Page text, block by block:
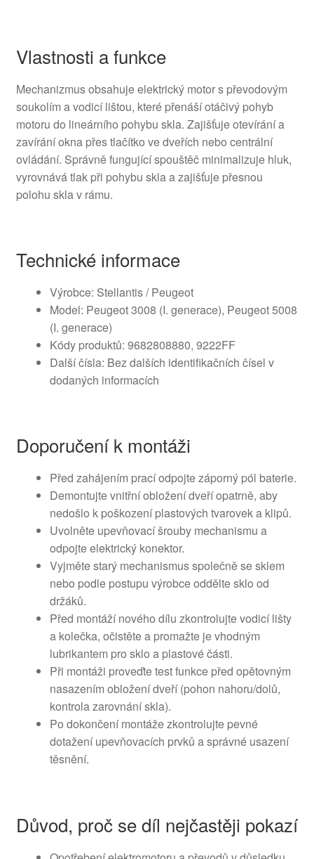
Vlastnosti a funkce
Mechanizmus obsahuje elektrický motor s převodovým
soukolím a vodicí lištou, které přenáší otáčivý pohyb
motoru do lineárního pohybu skla. Zajišťuje otevírání a
zavírání okna přes tlačítko ve dveřích nebo centrální
ovládání. Správně fungující spouštěč minimalizuje hluk,
vyrovnává tlak při pohybu skla a zajišťuje přesnou
polohu skla v rámu.
Technické informace
Výrobce: Stellantis / Peugeot
Model: Peugeot 3008 (I. generace), Peugeot 5008
(I. generace)
Kódy produktů: 9682808880, 9222FF
Další čísla: Bez dalších identifikačních čísel v
dodaných informacích
Doporučení k montáži
Před zahájením prací odpojte záporný pól baterie.
Demontujte vnitřní obložení dveří opatrně, aby
nedošlo k poškození plastových tvarovek a klipů.
Uvolněte upevňovací šrouby mechanismu a
odpojte elektrický konektor.
Vyjměte starý mechanismus společně se sklem
nebo podle postupu výrobce oddělte sklo od
držáků.
Před montáží nového dílu zkontrolujte vodicí lišty
a kolečka, očistěte a promažte je vhodným
lubrikantem pro sklo a plastové části.
Při montáži proveďte test funkce před opětovným
nasazením obložení dveří (pohon nahoru/dolů,
kontrola zarovnání skla).
Po dokončení montáže zkontrolujte pevné
dotažení upevňovacích prvků a správné usazení
těsnění.
Důvod, proč se díl nejčastěji pokazí